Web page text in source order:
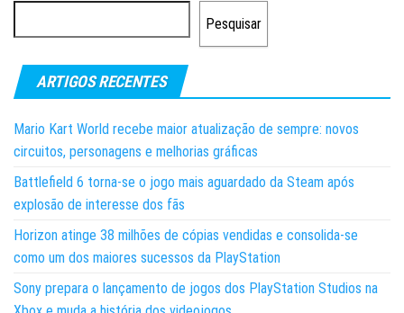
Pesquisar
ARTIGOS RECENTES
Mario Kart World recebe maior atualização de sempre: novos
circuitos, personagens e melhorias gráficas
Battlefield 6 torna-se o jogo mais aguardado da Steam após
explosão de interesse dos fãs
Horizon atinge 38 milhões de cópias vendidas e consolida-se
como um dos maiores sucessos da PlayStation
Sony prepara o lançamento de jogos dos PlayStation Studios na